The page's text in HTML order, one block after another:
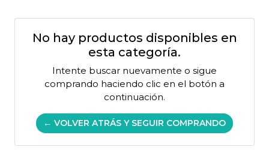
No hay productos disponibles en
esta categoría.
Intente buscar nuevamente o sigue
comprando haciendo clic en el botón a
continuación.
← VOLVER ATRÁS Y SEGUIR COMPRANDO